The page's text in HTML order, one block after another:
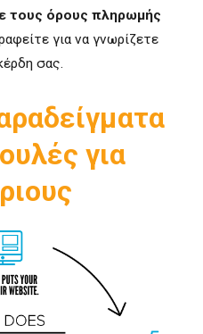
τους όρους πληρωμής
για να γνωρίζετε
σας.
για